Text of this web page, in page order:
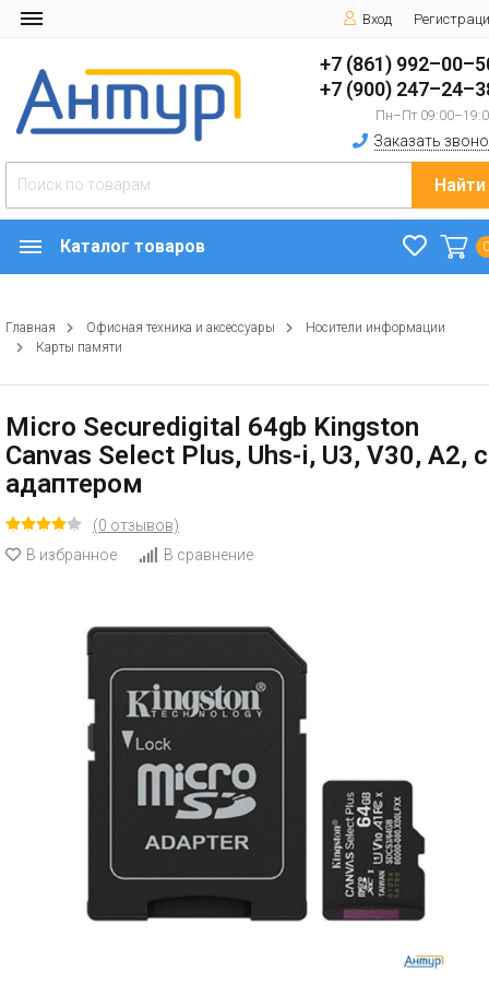
Вход
+7 (861)
+7 (900)
Пн–Пт
Заказать
Найти
Каталог товаров
Главная Офисная техника и аксессуары
Носители информации
Карты памяти
Micro Securedigital 64gb Kingston
Canvas Select Plus, Uhs-i, U3, V30, A2, с
адаптером
(0 отзывов)
В избранное
В сравнение